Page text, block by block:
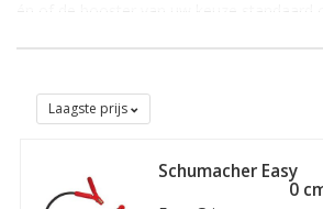
keuzeoptie.
bij de SOS Boosters. Denk aan de
hulpconnector maar ook aan een
Naar Starters
Laagste prijs
Schumacher Easy
Grip kabel van 50